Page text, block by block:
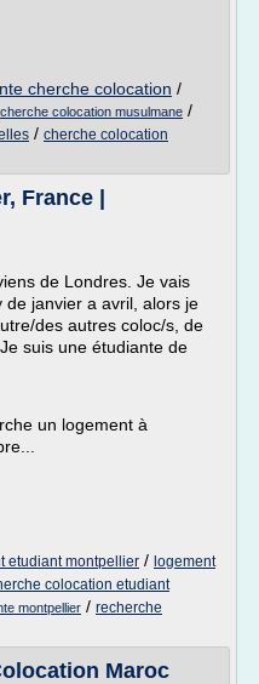
cherche colocation /
cherche colocation musulmane /
/ cherche colocation
France |
de Londres. Je vais
de janvier a avril, alors je
des autres coloc/s, de
suis une étudiante de
un logement à
etudiant montpellier / logement
colocation etudiant
montpellier / recherche
Maroc